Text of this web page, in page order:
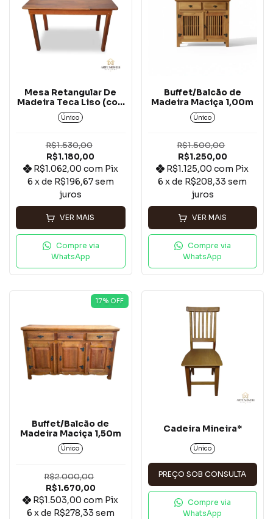
Mesa Retangular De
Madeira Teca Liso (cor:
mel)
Único
R$1.530,00
R$1.180,00
R$1.062,00 com Pix
6 x de R$196,67sem
juros
VER MAIS
Compre via
WhatsApp
Buffet/Balcão de
Madeira Maciça 1,00m
Único
R$1.500,00
R$1.250,00
R$1.125,00com Pix
6 x de R$208,33 sem
juros
VER MAIS
Compre via
WhatsApp
17% OFF
Buffet/Balcão de
Madeira Maciça 1,50m
Único
R$2.000,00
R$1.670,00
R$1.503,00com Pix
6 x de R$278,33 sem
Cadeira Mineira*
Único
PREÇO SOB CONSULTA
Compre via
WhatsApp